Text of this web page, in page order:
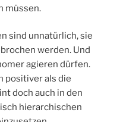
müssen.
sind unnatürlich, sie
werden. Und
agieren dürfen.
positiver als die
doch auch in den
hierarchischen